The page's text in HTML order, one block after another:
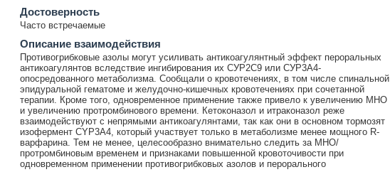
Достоверность
Часто встречаемые
Описание взаимодействия
Противогрибковые азолы могут усиливать антикоагулянтный эффект пероральных
антикоагулянтов вследствие ингибирования их СУР2С9 или СУР3А4-
опосредованного метаболизма. Сообщали о кровотечениях, в том числе спинальной
эпидуральной гематоме и желудочно-кишечных кровотечениях при сочетанной
терапии. Кроме того, одновременное применение также привело к увеличению МНО
и увеличению протромбинового времени. Кетоконазол и итраконазол реже
взаимодействуют с непрямыми антикоагулянтами, так как они в основном тормозят
изофермент CYP3A4, который участвует только в метаболизме менее мощного R-
варфарина. Тем не менее, целесообразно внимательно следить за МНО/
протромбиновым временем и признаками повышенной кровоточивости при
одновременном применении противогрибковых азолов и перорального